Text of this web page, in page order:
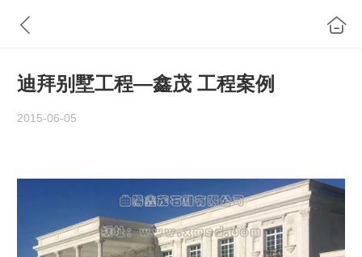
迪拜别墅工程—鑫茂 工程案例
2015-06-05